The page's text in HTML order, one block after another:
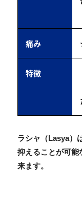
痛み
特徴
ラシャ（Lasya）
抑えることが可能
来ます。